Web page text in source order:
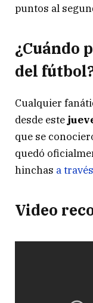
puntos al
¿Cuándo
del
Cualquier
desde este
que se
quedó
hinchas a
Video